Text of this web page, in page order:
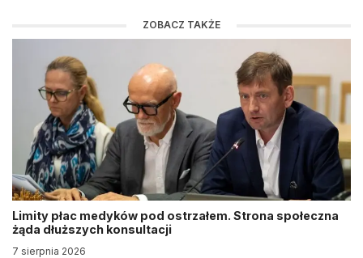
ZOBACZ TAKŻE
Limity płac medyków pod ostrzałem. Strona społeczna
żąda dłuższych konsultacji
7 sierpnia 2026